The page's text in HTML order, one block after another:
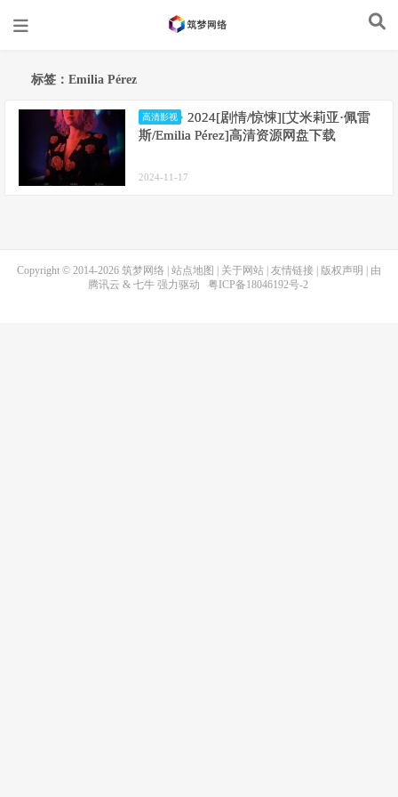
标签：Emilia Pérez
高清影视
2024[剧情/惊悚][艾米莉亚·佩雷
斯/Emilia Pérez]高清资源网盘下载
2024-11-17
Copyright © 2014-2026 筑梦网络 站点地图 关于网站 友情链接 版权声明
| 由
腾讯云 & 七牛强力驱动 粤ICP备18046192号-2